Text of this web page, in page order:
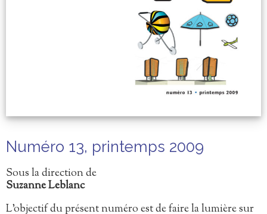
Numéro 13, printemps 2009
Sous la direction de
Suzanne Leblanc
L’objectif du présent numéro est de faire la lumière sur